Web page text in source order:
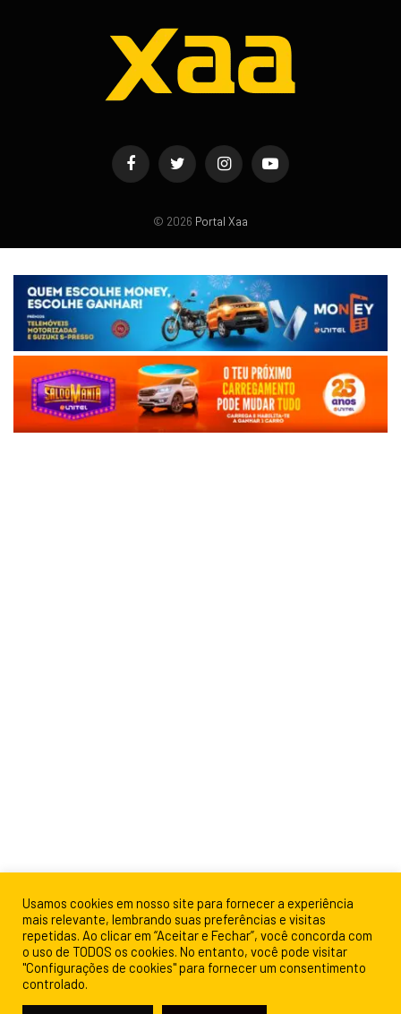
FacebookTwitter InstagramYouTube
© 2026 Portal Xaa
Usamos cookies em nosso site para fornecer a experiência
mais relevante, lembrando suas preferências e visitas
repetidas. Ao clicar em “Aceitar e Fechar”, você concorda com
o uso de TODOS os cookies. No entanto, você pode visitar
"Configurações de cookies" para fornecer um consentimento
controlado.